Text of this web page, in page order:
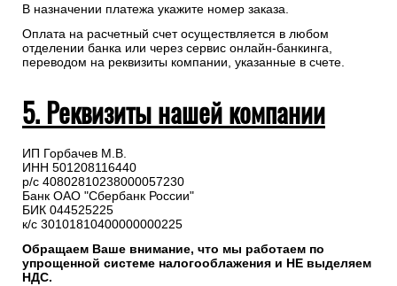
В назначении платежа укажите номер заказа.
Оплата на расчетный счет осуществляется в любом
отделении банка или через сервис онлайн-банкинга,
переводом на реквизиты компании, указанные в счете.
5. Реквизиты нашей компании
ИП Горбачев М.В.
ИНН 501208116440
р/с 40802810238000057230
Банк ОАО "Сбербанк России"
БИК 044525225
к/с 30101810400000000225
Обращаем Ваше внимание, что мы работаем по
упрощенной системе налогооблажения и НЕ выделяем
НДС.